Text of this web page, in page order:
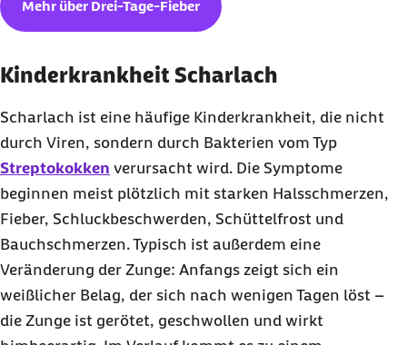
Mehr über Drei-Tage-Fieber
Kinderkrankheit Scharlach
Scharlach ist eine häufige Kinderkrankheit, die nicht
durch Viren, sondern durch Bakterien vom Typ
Streptokokken verursacht wird. Die Symptome
beginnen meist plötzlich mit starken Halsschmerzen,
Fieber, Schluckbeschwerden, Schüttelfrost und
Bauchschmerzen. Typisch ist außerdem eine
Veränderung der Zunge: Anfangs zeigt sich ein
weißlicher Belag, der sich nach wenigen Tagen löst –
die Zunge ist gerötet, geschwollen und wirkt